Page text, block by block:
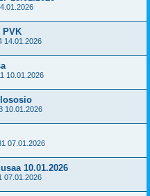
PVK
14.01.2026
10.01.2026
10.01.2026
07.01.2026
10.01.2026
07.01.2026